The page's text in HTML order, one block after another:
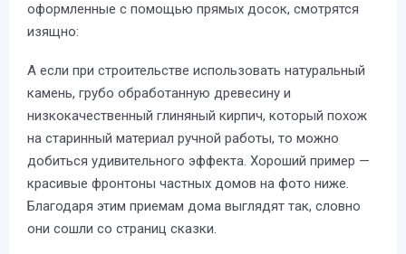
оформленные с помощью прямых досок, смотрятся
изящно:
А если при строительстве использовать натуральный
камень, грубо обработанную древесину и
низкокачественный глиняный кирпич, который похож
на старинный материал ручной работы, то можно
добиться удивительного эффекта. Хороший пример —
красивые фронтоны частных домов на фото ниже.
Благодаря этим приемам дома выглядят так, словно
они сошли со страниц сказки.